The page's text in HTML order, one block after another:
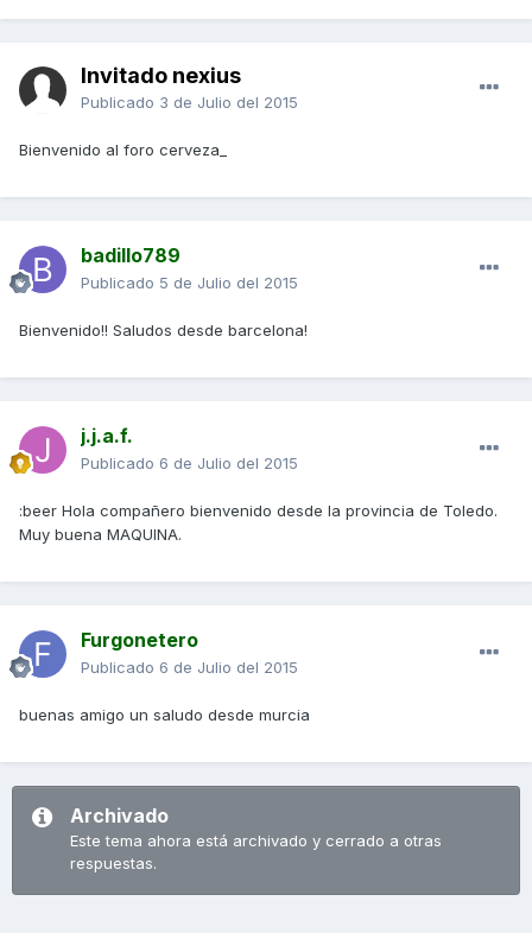
Invitado nexius
Publicado 3 de Julio del 2015
Bienvenido al foro cerveza_
badillo789
Publicado 5 de Julio del 2015
Bienvenido!! Saludos desde barcelona!
j.j.a.f.
Publicado 6 de Julio del 2015
:beer Hola compañero bienvenido desde la provincia de Toledo.
Muy buena MAQUINA.
Furgonetero
Publicado 6 de Julio del 2015
buenas amigo un saludo desde murcia
Archivado
Este tema ahora está archivado y cerrado a otras
respuestas.